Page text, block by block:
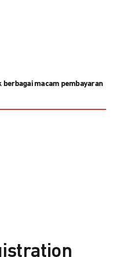
berbagai macam pembayaran